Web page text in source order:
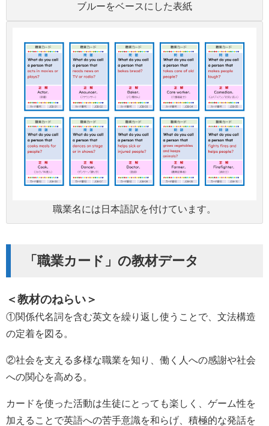
ブルーをベースにした表紙
職業名には日本語訳を付けています。
「職業カード」の教材データ
＜教材のねらい＞
①関係代名詞を含む英文を繰り返し使うことで、文法構造
の定着を図る。
②社会を支える多様な職業を知り、働く人への感謝や社会
への関心を高める。
カードを使った活動は生徒にとっても楽しく、ゲーム性を
加えることで英語への苦手意識を和らげ、積極的な発話を